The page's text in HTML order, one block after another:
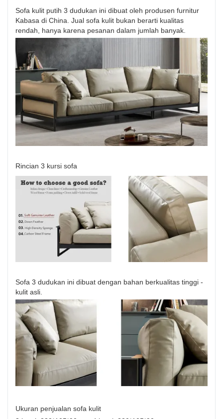
Sofa kulit putih 3 dudukan ini dibuat oleh produsen furnitur
Kabasa di China. Jual sofa kulit bukan berarti kualitas
rendah, hanya karena pesanan dalam jumlah banyak.
Rincian 3 kursi sofa
Sofa 3 dudukan ini dibuat dengan bahan berkualitas tinggi -
kulit asli.
Ukuran penjualan sofa kulit